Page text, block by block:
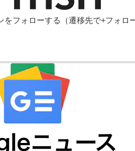
をフォローする
（遷移先で+フォロ